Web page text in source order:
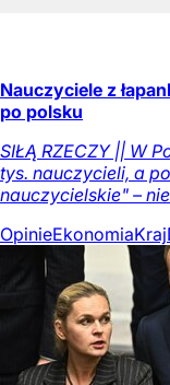
Nauczyciele z
po polsku
SIŁĄ RZECZY || W
tys. nauczycieli, a
nauczycielskie" –
OpinieEkonomiaKraj